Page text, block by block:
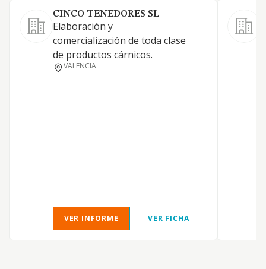
CINCO TENEDORES SL
Elaboración y
comercialización de toda clase
de productos cárnicos.
VALENCIA
VER INFORME VER FICHA